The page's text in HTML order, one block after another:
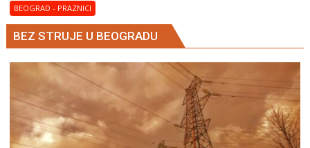
BEOGRAD - PRAZNICI
BEZ STRUJE U BEOGRADU